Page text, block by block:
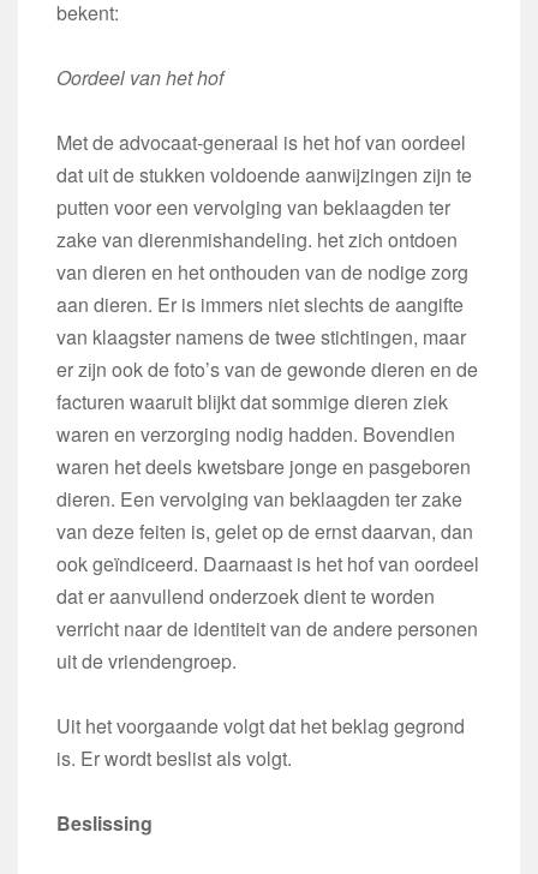
bekent:
Oordeel van het hof
Met de advocaat-generaal is het hof van oordeel
dat uit de stukken voldoende aanwijzingen zijn te
putten voor een vervolging van beklaagden ter
zake van dierenmishandeling. het zich ontdoen
van dieren en het onthouden van de nodige zorg
aan dieren. Er is immers niet slechts de aangifte
van klaagster namens de twee stichtingen, maar
er zijn ook de foto’s van de gewonde dieren en de
facturen waaruit blijkt dat sommige dieren ziek
waren en verzorging nodig hadden. Bovendien
waren het deels kwetsbare jonge en pasgeboren
dieren. Een vervolging van beklaagden ter zake
van deze feiten is, gelet op de ernst daarvan, dan
ook geïndiceerd. Daarnaast is het hof van oordeel
dat er aanvullend onderzoek dient te worden
verricht naar de identiteit van de andere personen
uit de vriendengroep.
Uit het voorgaande volgt dat het beklag gegrond
is. Er wordt beslist als volgt.
Beslissing